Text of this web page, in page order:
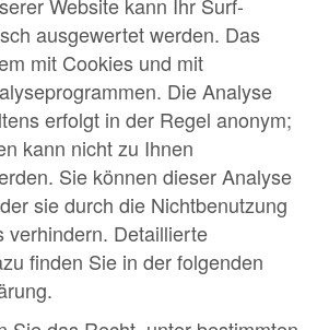
ausgewertet werden. Das
mit Cookies und mit
Die Analyse
erfolgt in der Regel anonym;
kann nicht zu Ihnen
Sie können dieser Analyse
sie durch die Nichtbenutzung
verhindern. Detaillierte
finden Sie in der folgenden